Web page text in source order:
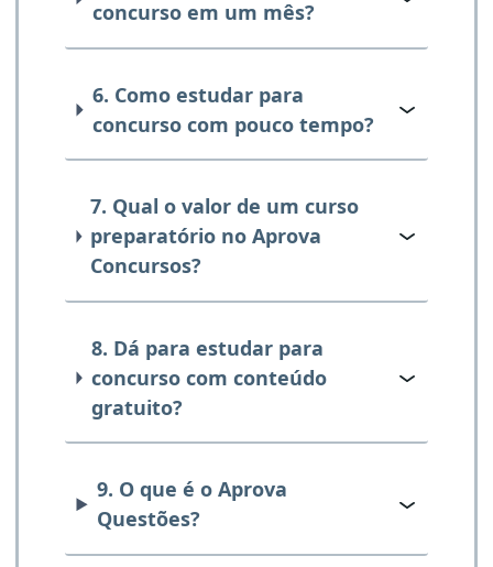
concurso em um mês?
6. Como estudar para
concurso com pouco tempo?
7. Qual o valor de um curso
preparatório no Aprova
Concursos?
8. Dá para estudar para
concurso com conteúdo
gratuito?
9. O que é o Aprova
Questões?